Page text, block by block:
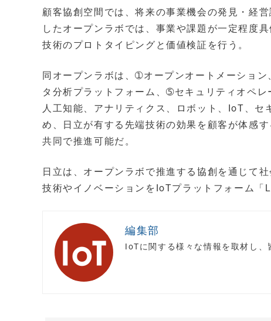
顧客協創空間では、将来の事業機会の発見・経
したオープンラボでは、事業や課題が一定程度
技術のプロトタイピングと価値検証を行う。
同オープンラボは、➀オープンオートメーショ
タ分析プラットフォーム、➄セキュリティオペ
人工知能、アナリティクス、ロボット、IoT、
め、日立が有する先端技術の効果を顧客が体感
共同で推進可能だ。
日立は、オープンラボで推進する協創を通じて
技術やイノベーションをIoTプラットフォーム「
編集部
IoTに関する様々な情報を取材し、